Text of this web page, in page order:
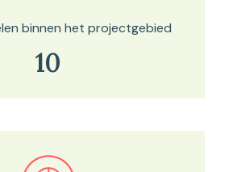
binnen het projectgebied
10